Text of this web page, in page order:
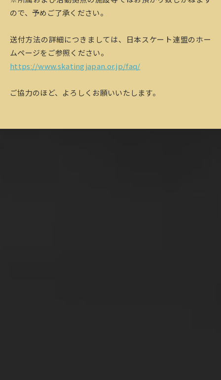
ので、予めご了承ください。
送付方法の詳細につきましては、日本スケート連盟のホー
ムページをご参照ください。
https://www.skatingjapan.or.jp/faq/
ご協力のほど、よろしくお願いいたします。